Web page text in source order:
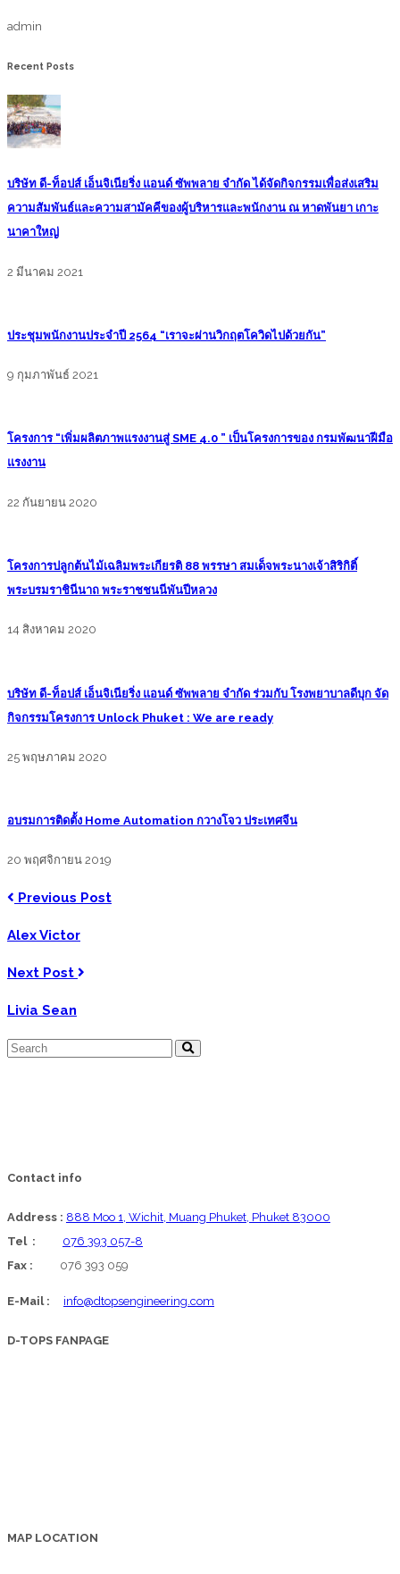
admin
Recent Posts
บริษัท ดี-ท็อปส์ เอ็นจิเนียริ่ง แอนด์ ซัพพลาย จำกัด ได้จัดกิจกรรมเพื่อส่งเสริม
ความสัมพันธ์และความสามัคคีของผู้บริหารและพนักงาน ณ หาดพันยา เกาะ
นาคาใหญ่
2 มีนาคม 2021
ประชุมพนักงานประจำปี 2564 “เราจะผ่านวิกฤตโควิดไปด้วยกัน”
9 กุมภาพันธ์ 2021
โครงการ “เพิ่มผลิตภาพแรงงานสู่ SME 4.0 ” เป็นโครงการของ กรมพัฒนาฝีมือ
แรงงาน
22 กันยายน 2020
โครงการปลูกต้นไม้เฉลิมพระเกียรติ 88 พรรษา สมเด็จพระนางเจ้าสิริกิติ์
พระบรมราชินีนาถ พระราชชนนีพันปีหลวง
14 สิงหาคม 2020
บริษัท ดี-ท็อปส์ เอ็นจิเนียริ่ง แอนด์ ซัพพลาย จำกัด ร่วมกับ โรงพยาบาลดีบุก จัด
กิจกรรมโครงการ Unlock Phuket : We are ready
25 พฤษภาคม 2020
อบรมการติดตั้ง Home Automation กวางโจว ประเทศจีน
20 พฤศจิกายน 2019
Previous Post
Alex Victor
Next Post
Livia Sean
Contact info
Address : 888 Moo 1, Wichit, Muang Phuket, Phuket 83000
Tel : 076 393 057-8
Fax : 076 393 059
E-Mail : info@dtopsengineering.com
D-TOPS FANPAGE
MAP LOCATION